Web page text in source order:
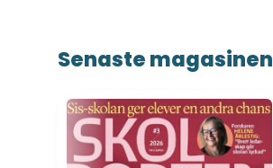
Senaste magasinen